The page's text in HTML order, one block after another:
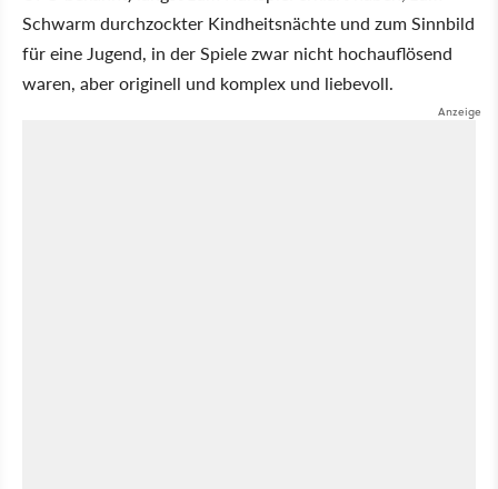
Schwarm durchzockter Kindheitsnächte und zum Sinnbild
für eine Jugend, in der Spiele zwar nicht hochauflösend
waren, aber originell und komplex und liebevoll.